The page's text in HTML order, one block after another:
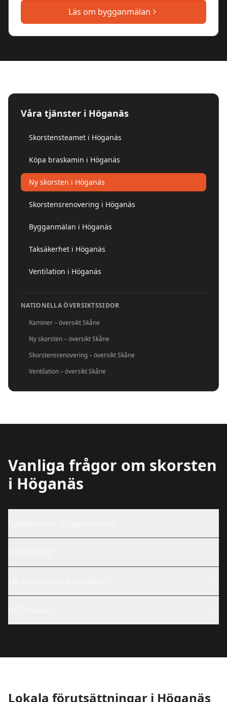
Läs om bygganmälan
Våra tjänster i Höganäs
Skorstensteamet i Höganäs
Köpa braskamin i Höganäs
Ny skorsten i Höganäs
Skorstensrenovering i Höganäs
Bygganmälan i Höganäs
Taksäkerhet i Höganäs
Ventilation i Höganäs
NATIONELLA ÖVERSIKTSSIDOR
Kaminer – översikt Skåne
Ny skorsten – översikt Skåne
Skorstensrenovering – översikt Skåne
Ventilation – översikt Skåne
Vanliga frågor om skorsten
i Höganäs
Lokala förutsättningar i Höganäs